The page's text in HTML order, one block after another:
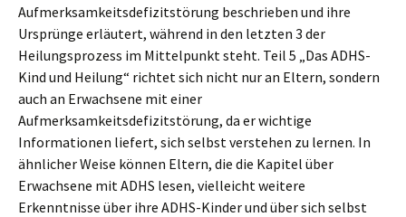
Aufmerksamkeitsdefizitstörung beschrieben und ihre
Ursprünge erläutert, während in den letzten 3 der
Heilungsprozess im Mittelpunkt steht. Teil 5 „Das ADHS-
Kind und Heilung“ richtet sich nicht nur an Eltern, sondern
auch an Erwachsene mit einer
Aufmerksamkeitsdefizitstörung, da er wichtige
Informationen liefert, sich selbst verstehen zu lernen. In
ähnlicher Weise können Eltern, die die Kapitel über
Erwachsene mit ADHS lesen, vielleicht weitere
Erkenntnisse über ihre ADHS-Kinder und über sich selbst